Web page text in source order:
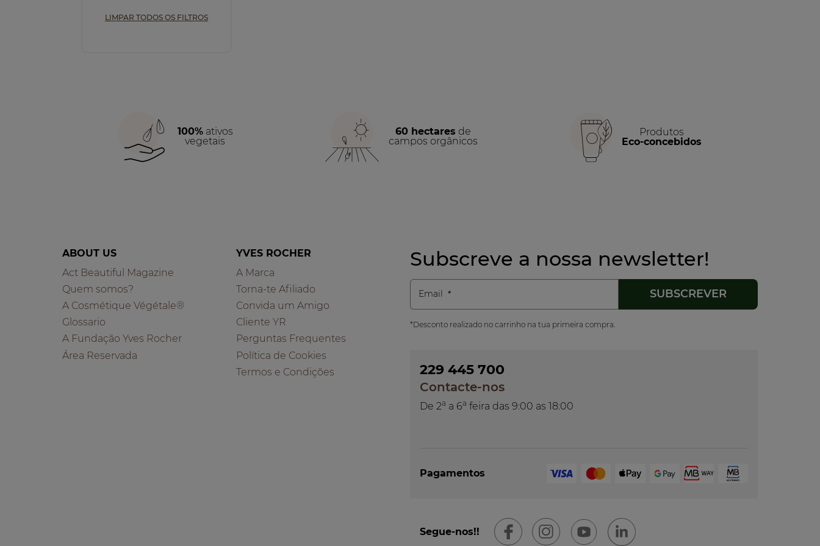
LIMPAR TODOS OS FILTROS
100%ativos
vegetais
60 hectares de
campos orgânicos
Produtos
Eco-concebidos
ABOUT US
Act Beautiful Magazine
Quem somos?
A Cosmétique Végétale®
Glossario
A Fundação Yves Rocher
Área Reservada
YVES ROCHER
A Marca
Torna-te Afiliado
Convida um Amigo
Cliente YR
Perguntas Frequentes
Política de Cookies
Termos e Condições
Subscreve a nossa newsletter!
Email
*Desconto realizado no carrinho na tua primeira compra.
229 445 700
Contacte-nos
De 2a a 6a feira das 9:00 as 18:00
Pagamentos
Segue-nos!!